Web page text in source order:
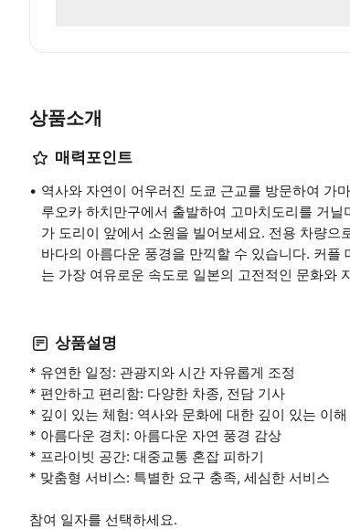
상품소개
매력포인트
역사와 자연이 어우러진 도쿄 근교를 방문하여 가
루오카 하치만구에서 출발하여 고마치도리를 거
가 도리이 앞에서 소원을 빌어보세요. 전용 차량
바다의 아름다운 풍경을 만끽할 수 있습니다. 커
는 가장 여유로운 속도로 일본의 고전적인 문화와
상품설명
* 유연한 일정: 관광지와 시간 자유롭게 조정
* 편안하고 편리함: 다양한 차종, 전담 기사
* 깊이 있는 체험: 역사와 문화에 대한 깊이 있는 이해
* 아름다운 경치: 아름다운 자연 풍경 감상
* 프라이빗 공간: 대중교통 혼잡 피하기
* 맞춤형 서비스: 특별한 요구 충족, 세심한 서비스
참여 일자를 선택하세요.